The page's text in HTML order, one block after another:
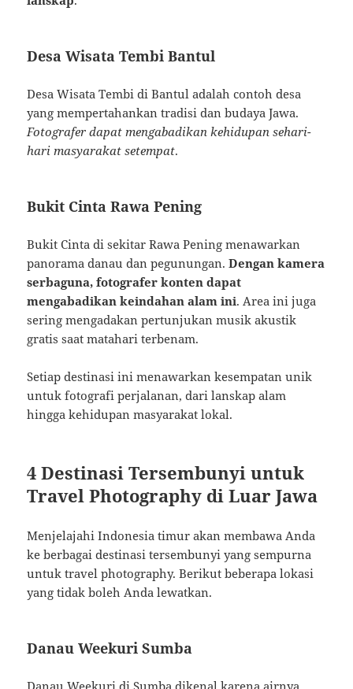
Desa Wisata Tembi Bantul
Desa Wisata Tembi di Bantul adalah contoh desa
yang mempertahankan tradisi dan budaya Jawa.
Fotografer dapat mengabadikan kehidupan sehari-
hari masyarakat setempat.
Bukit Cinta Rawa Pening
Bukit Cinta di sekitar Rawa Pening menawarkan
panorama danau dan pegunungan.Dengan kamera
serbaguna, fotografer konten dapat
mengabadikan keindahan alam ini. Area ini juga
sering mengadakan pertunjukan musik akustik
gratis saat matahari terbenam.
Setiap destinasi ini menawarkan kesempatan unik
untuk fotografi perjalanan, dari lanskap alam
hingga kehidupan masyarakat lokal.
4 Destinasi Tersembunyi untuk
Travel Photography di Luar Jawa
Menjelajahi Indonesia timur akan membawa Anda
ke berbagai destinasi tersembunyi yang sempurna
untuk travel photography. Berikut beberapa lokasi
yang tidak boleh Anda lewatkan.
Danau Weekuri Sumba